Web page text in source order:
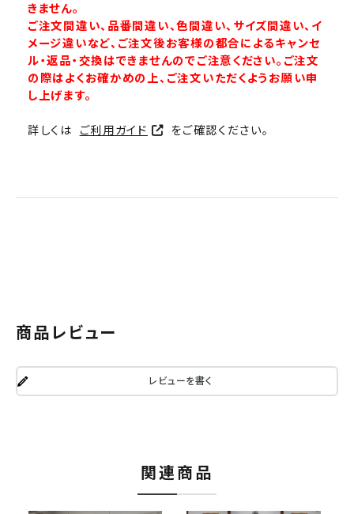
きません。
ご注文間違い、品番間違い、色間違い、サイズ間違い、イ
メージ違いなど、ご注文後お客様の都合によるキャンセ
ル・返品・交換はできませんのでご注意ください。ご注文
の際はよくお確かめの上、ご注文いただくようお願い申
し上げます。
詳しくは ご利用ガイド をご確認ください。
商品レビュー
レビューを書く
関連商品